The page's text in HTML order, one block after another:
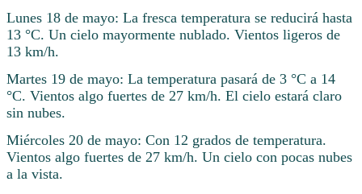
Lunes 18 de mayo: La fresca temperatura se reducirá hasta
13 °C. Un cielo mayormente nublado. Vientos ligeros de
13 km/h.
Martes 19 de mayo: La temperatura pasará de 3 °C a 14
°C. Vientos algo fuertes de 27 km/h. El cielo estará claro
sin nubes.
Miércoles 20 de mayo: Con 12 grados de temperatura.
Vientos algo fuertes de 27 km/h. Un cielo con pocas nubes
a la vista.